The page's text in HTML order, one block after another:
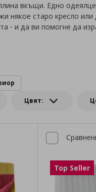
вкъщи. Едно
някое старо кресло или
- и да ви помогне да
Цвят:
Top Seller